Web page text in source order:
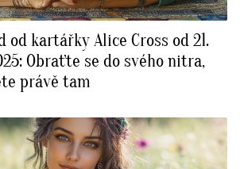
od kartářky Alice Cross od 21.
Obraťte se do svého nitra,
právě tam